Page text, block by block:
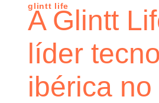
glintt life
A Glintt
líder
ibérica no